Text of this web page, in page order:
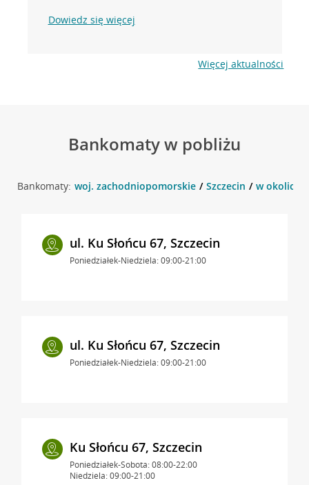
Dowiedz się więcej
Więcej aktualności
Bankomaty w pobliżu
Bankomaty: woj. zachodniopomorskie Szczecin w okolicy
ul. Ku Słońcu 67, Szczecin
Poniedziałek-Niedziela: 09:00-21:00
ul. Ku Słońcu 67, Szczecin
Poniedziałek-Niedziela: 09:00-21:00
Ku Słońcu 67, Szczecin
Poniedziałek-Sobota: 08:00-22:00
Niedziela: 09:00-21:00